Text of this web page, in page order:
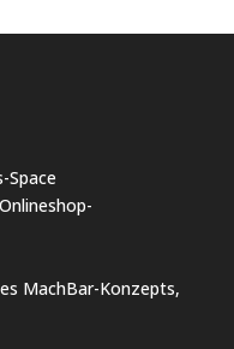
Space
MachBar-Konzepts,